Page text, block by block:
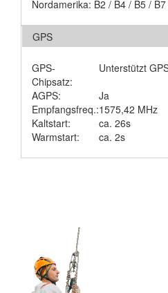
Nordamerika: B2 / B4 / B5 /
GPS
GPS-
Chipsatz:
Unterstützt
AGPS:
Ja
Empfangsfreq.:1575,42 MHz
Kaltstart:
ca. 26s
Warmstart:
ca. 2s